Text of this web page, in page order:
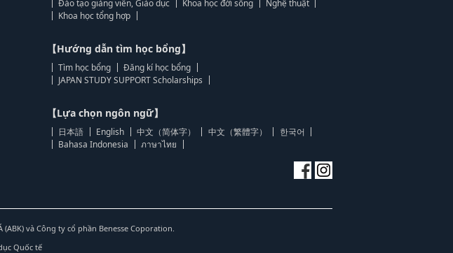
Đào tạo giảng viên, Giáo dục
Khoa học đời sống
Nghệ thuật
Khoa học tổng hợp
【Hướng dẫn tìm học bổng】
Tìm học bổng
Đăng kí học bổng
JAPAN STUDY SUPPORT Scholarships
【Lựa chọn ngôn ngữ】
日本語 English 中文（简体字） 中文（繁體字）
한국어
Bahasa Indonesia
ภาษาไทย
và Công ty cổ phần Benesse Coporation.
Quốc tế